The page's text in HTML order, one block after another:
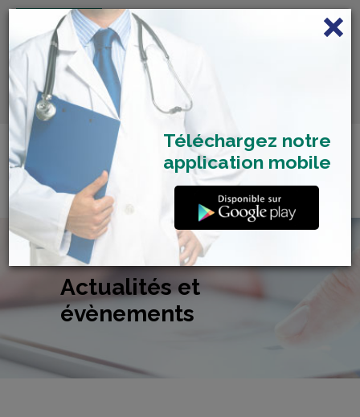
FRANÇAIS
Centre de Check-up Bilan
Santé
Actualités et
évènements
Téléchargez notre
application mobile